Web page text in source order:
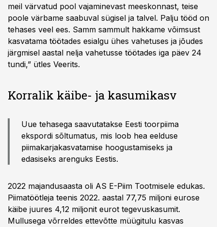
meil värvatud pool vajaminevast meeskonnast, teise
poole värbame saabuval sügisel ja talvel. Palju tööd on
tehases veel ees. Samm sammult hakkame võimsust
kasvatama töötades esialgu ühes vahetuses ja jõudes
järgmisel aastal nelja vahetusse töötades iga päev 24
tundi,” ütles Veerits.
Korralik käibe- ja kasumikasv
Uue tehasega saavutatakse Eesti toorpiima
ekspordi sõltumatus, mis loob hea eelduse
piimakarjakasvatamise hoogustamiseks ja
edasiseks arenguks Eestis.
2022 majandusaasta oli AS E-Piim Tootmisele edukas.
Piimatöötleja teenis 2022. aastal 77,75 miljoni eurose
käibe juures 4,12 miljonit eurot tegevuskasumit.
Mullusega võrreldes ettevõtte müügitulu kasvas